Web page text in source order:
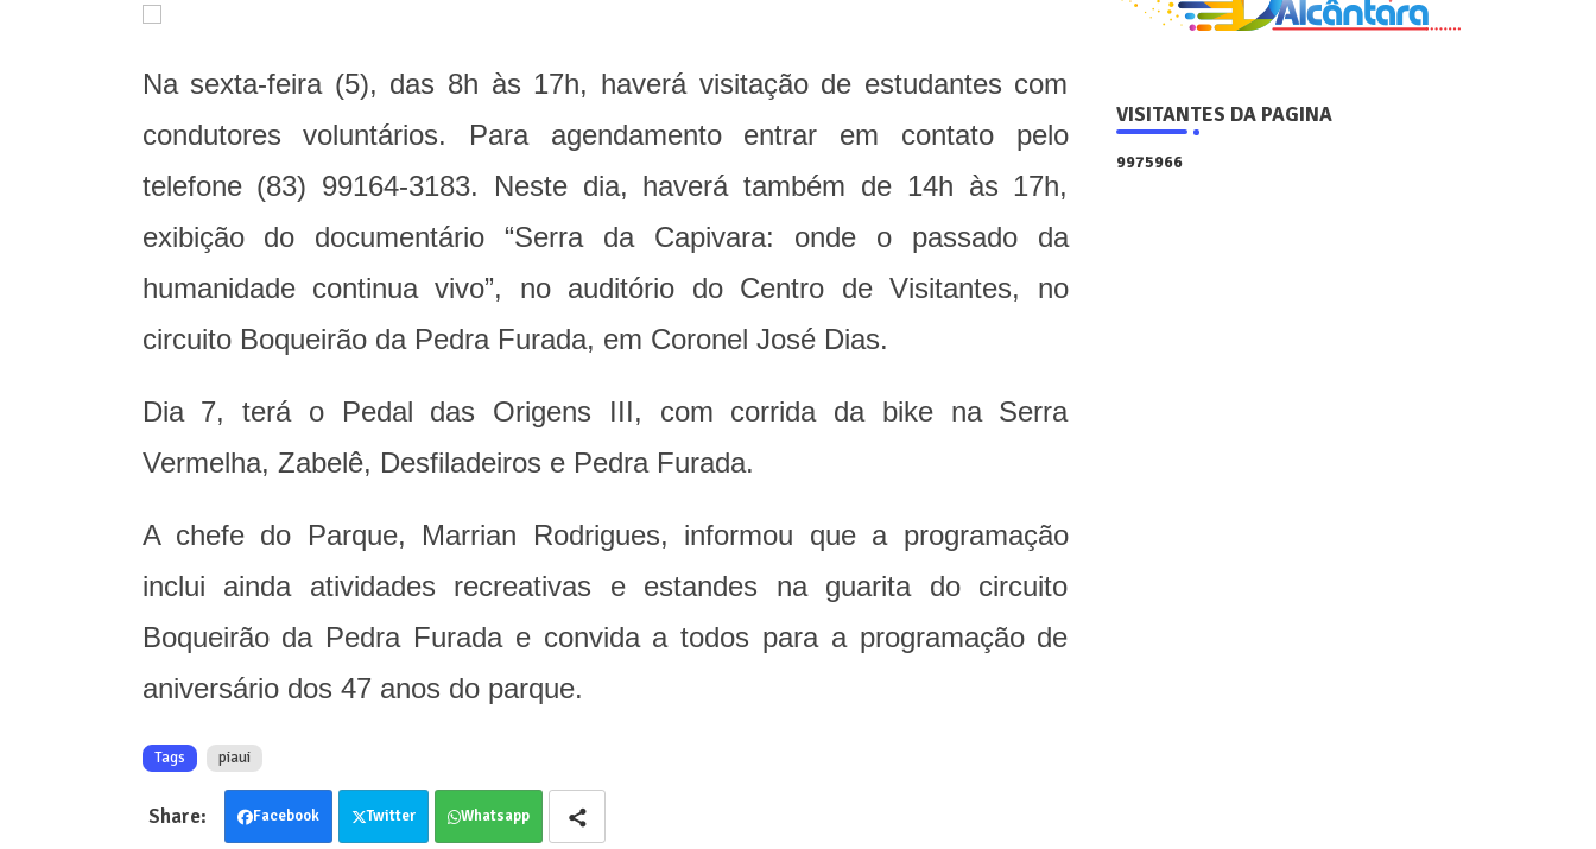
Na sexta-feira (5), das 8h às 17h, haverá visitação de estudantes com
condutores voluntários. Para agendamento entrar em contato pelo
telefone (83) 99164-3183. Neste dia, haverá também de 14h às 17h,
exibição do documentário “Serra da Capivara: onde o passado da
humanidade continua vivo”, no auditório do Centro de Visitantes, no
circuito Boqueirão da Pedra Furada, em Coronel José Dias.
Dia 7, terá o Pedal das Origens III, com corrida da bike na Serra
Vermelha, Zabelê, Desfiladeiros e Pedra Furada.
A chefe do Parque, Marrian Rodrigues, informou que a programação
inclui ainda atividades recreativas e estandes na guarita do circuito
Boqueirão da Pedra Furada e convida a todos para a programação de
aniversário dos 47 anos do parque.
Tags piaui
Facebook Twitter Whatsapp
VISITANTES DA PAGINA
9975966